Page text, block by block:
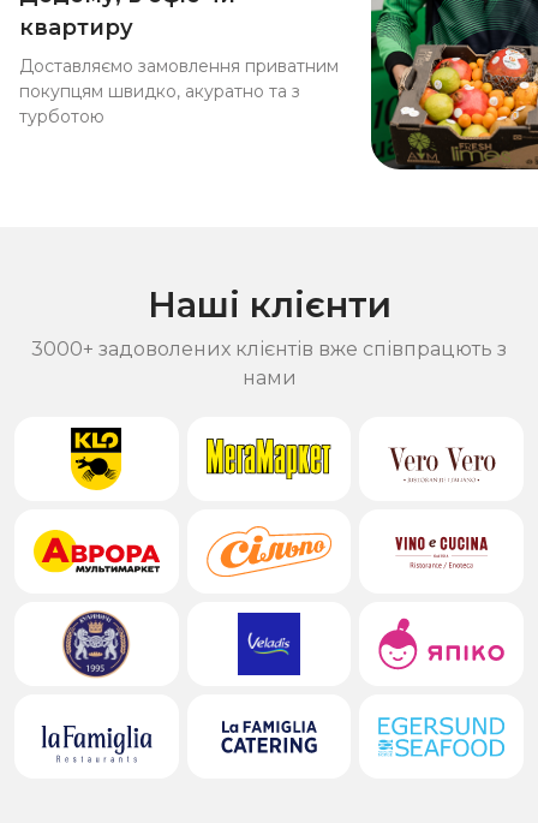
квартиру
Доставляємо замовлення приватним
покупцям швидко, акуратно та з
турботою
Наші клієнти
3000+ задоволених клієнтів вже співпрацють з
нами